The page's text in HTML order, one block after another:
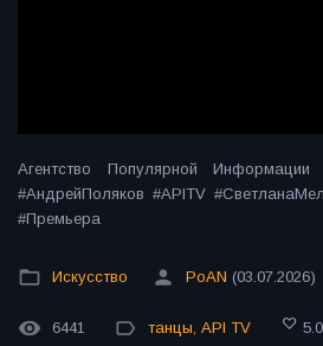
Агентство Популярной
#АндрейПоляков #APITV
#Премьера
Искусство PoAN (03.07.2026)
6441 танцы, API TV 5.0